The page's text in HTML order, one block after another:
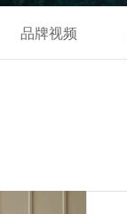
品牌视频